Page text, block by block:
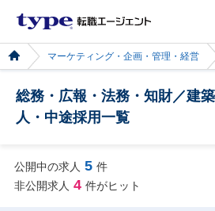
マーケティング・企画・管理・経営
総務・広報・法務・知財／建
人・中途採用一覧
公開中の求人 5 件
非公開求人 4 件がヒット